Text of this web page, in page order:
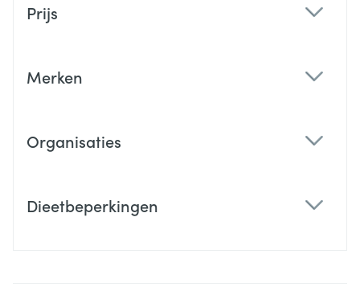
Prijs
Merken
Organisaties
Dieetbeperkingen